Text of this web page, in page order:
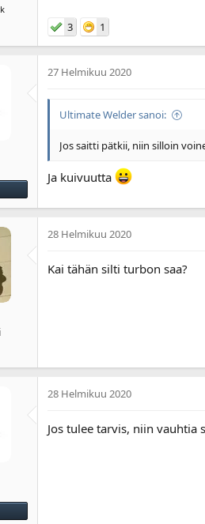
3 1
27 Helmikuu 2020
Ultimate Welder sanoi:
Jos saitti pätkii, niin silloin
Ja kuivuutta
28 Helmikuu 2020
Kai tähän silti turbon saa?
28 Helmikuu 2020
Jos tulee tarvis, niin vauhtia